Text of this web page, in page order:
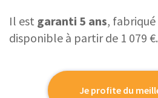
Il est garanti 5 ans, fabriqué
disponible à partir de 1 079 €.
Je profite du